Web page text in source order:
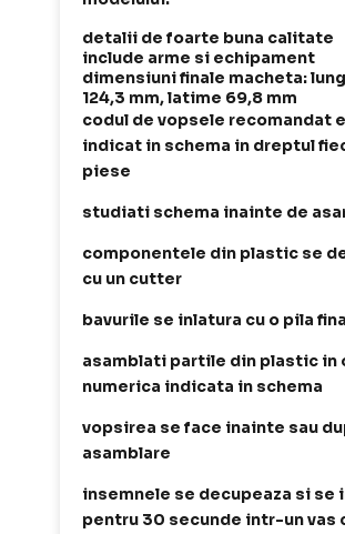
detalii de foarte buna calitate
include arme si echipament
dimensiuni finale macheta:
124,3 mm, latime 69,8 mm
codul de vopsele recomandat
indicat in schema in dreptul
piese
studiati schema inainte de
componentele din plastic se
cu un cutter
bavurile se inlatura cu o pila fina
asamblati partile din plastic in
numerica indicata in schema
vopsirea se face inainte sau
asamblare
insemnele se decupeaza si se
pentru 30 secunde intr-un vas